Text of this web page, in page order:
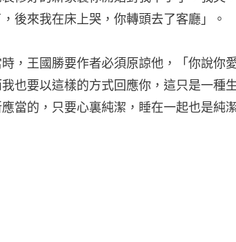
後來我在床上哭，你轉頭去了客廳」。
時，王國勝要作者必須原諒他，「你說你
我也要以這樣的方式回應你，這只是一種
應當的，只要心裏純潔，睡在一起也是純